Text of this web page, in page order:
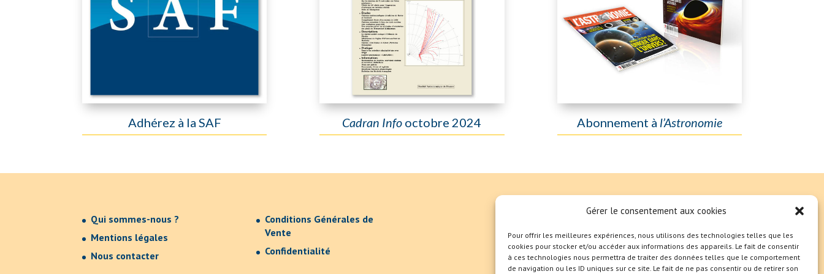
Gérer le consentement aux cookies
Pour offrir les meilleures expériences, nous utilisons des technologies telles que les
cookies pour stocker et/ou accéder aux informations des appareils. Le fait de consentir
à ces technologies nous permettra de traiter des données telles que le comportement
de navigation ou les ID uniques sur ce site. Le fait de ne pas consentir ou de retirer son
Adhérez à la SAF Cadran Info octobre 2024 Abonnement à l’Astronomie
Qui sommes-nous ?
Mentions légales
Nous contacter
Conditions Générales de
Vente
Confidentialité